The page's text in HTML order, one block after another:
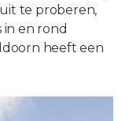
te proberen,
in en rond
heeft een